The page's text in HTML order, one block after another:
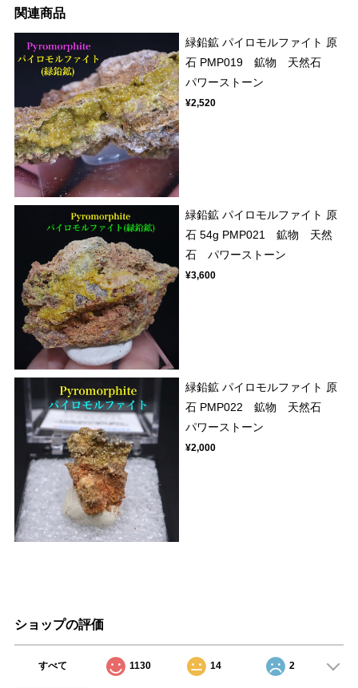
関連商品
緑鉛鉱 パイロモルファイト 原
石 PMP019 鉱物 天然石
パワーストーン
¥2,520
緑鉛鉱 パイロモルファイト 原
石 54g PMP021 鉱物 天然
石 パワーストーン
¥3,600
緑鉛鉱 パイロモルファイト 原
石 PMP022 鉱物 天然石
パワーストーン
¥2,000
ショップの評価
すべて 1130 14 2